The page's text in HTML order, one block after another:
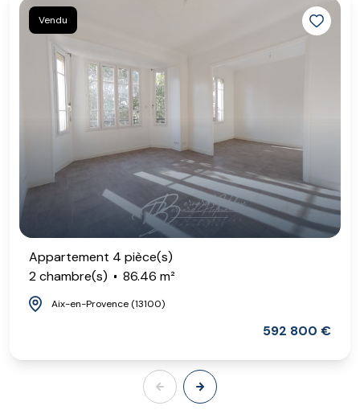
Vendu
Appartement 4 pièce(s)
2 chambre(s)
86.46 m²
Aix-en-Provence (13100)
592 800 €